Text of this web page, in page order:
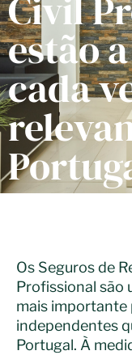
estão
cada
Os Seguros de
Profissional são
mais importante
independentes
Portugal. À